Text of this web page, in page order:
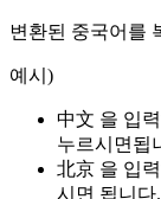
변환된 중국어를
예시)
中文 을 입
누르시면됩
北京 을 입
시면 됩니다.